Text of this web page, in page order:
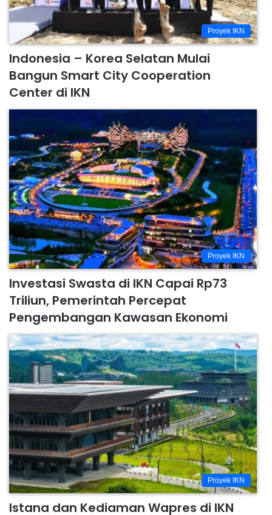
Proyek IKN
Indonesia – Korea Selatan Mulai
Bangun Smart City Cooperation
Center di IKN
Proyek IKN
Investasi Swasta di IKN Capai Rp73
Triliun, Pemerintah Percepat
Pengembangan Kawasan Ekonomi
Proyek IKN
Istana dan Kediaman Wapres di IKN